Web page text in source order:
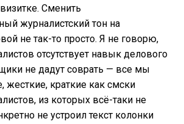
Сменить
журналистский тон на
не так-то просто. Я не говорю,
отсутствует навык делового
не дадут соврать — все мы
жесткие, краткие как смски
из которых всё-таки не
не устроил текст колонки